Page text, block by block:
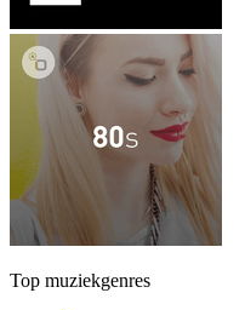
Top muziekgenres